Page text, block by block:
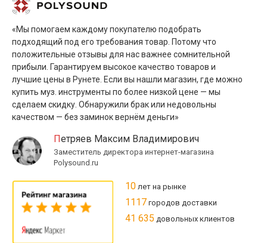
«Мы помогаем каждому покупателю подобрать
подходящий под его требования товар. Потому что
положительные отзывы для нас важнее сомнительной
прибыли. Гарантируем высокое качество товаров и
лучшие цены в Рунете. Если вы нашли магазин, где можно
купить муз. инструменты по более низкой цене — мы
сделаем скидку. Обнаружили брак или недовольны
качеством — без заминок вернём деньги»
Петряев Максим Владимирович
Заместитель директора интернет-магазина
Polysound.ru
10 лет на рынке
1117 городов доставки
41 635 довольных клиентов